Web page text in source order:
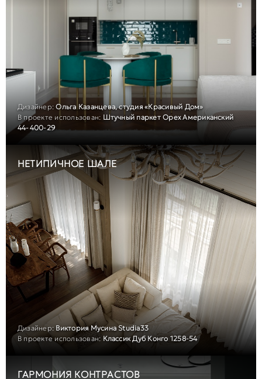
Дизайнер:Ольга Казанцева, студия «Красивый Дом»
В проекте использован: Штучный паркет Орех Американский
44-400-29
НЕТИПИЧНОЕ ШАЛЕ
Дизайнер:Виктория Мусина Studia33
В проекте использован:Классик Дуб Конго 1258-54
ГАРМОНИЯ КОНТРАСТОВ